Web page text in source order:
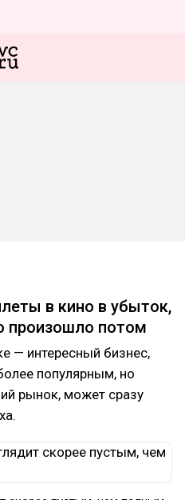
в кино в убыток,
произошло потом
— интересный бизнес,
популярным, но
рынок, может сразу